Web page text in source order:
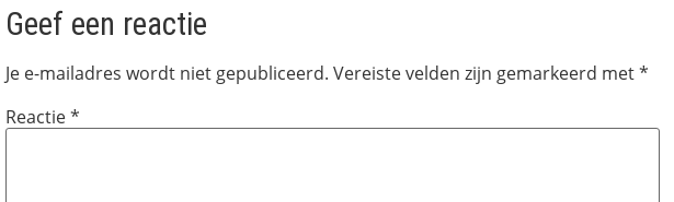
Geef een reactie
Je e-mailadres wordt niet gepubliceerd. Vereiste velden zijn gemarkeerd met*
Reactie*